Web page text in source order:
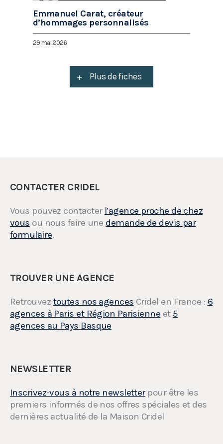
Emmanuel Carat, créateur
d’hommages personnalisés
29 mai 2026
+ Plus de fiches
CONTACTER CRIDEL
Vous pouvez contacter l’agence proche de chez
vous ou nous faire une demande de devis par
formulaire.
TROUVER UNE AGENCE
Retrouvez toutes nos agences Cridel en France : 6
agences à Paris et Région Parisienne et 5
agences au Pays Basque
NEWSLETTER
Inscrivez-vous à notre newsletterpour être les
premiers informés de nos offres spéciales et des
dernières actualité de la Maison Cridel